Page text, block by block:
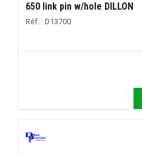
650 link pin w/hole DILLON
Réf. : D13700